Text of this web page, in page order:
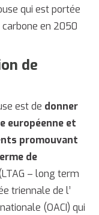
qui est portée
en 2050
de
est de donner
européenne et
promouvant
de
– long term
triennale de l’
(OACI) qui